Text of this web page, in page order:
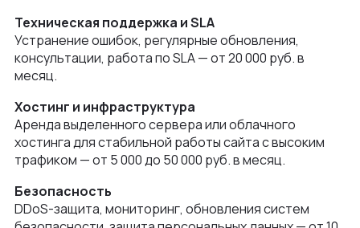
Техническая поддержка и SLA
Устранение ошибок, регулярные обновления,
консультации, работа по SLA — от 20 000 руб. в
месяц.
Хостинг и инфраструктура
Аренда выделенного сервера или облачного
хостинга для стабильной работы сайта с высоким
трафиком — от 5 000 до 50 000 руб. в месяц.
Безопасность
DDoS-защита, мониторинг, обновления систем